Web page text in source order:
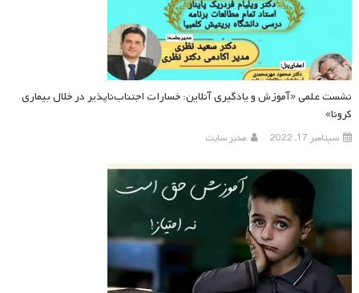
نشست علمی «آموزش و یادگیری آنلاین‌: خسارات اجتناب‌ناپذیر در خلال بیماری
کرونا»
سپتامبر 17, 2022 مدیر سایت